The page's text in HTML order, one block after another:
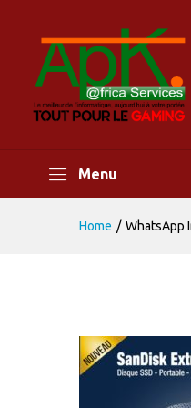
Menu
Home / WhatsApp